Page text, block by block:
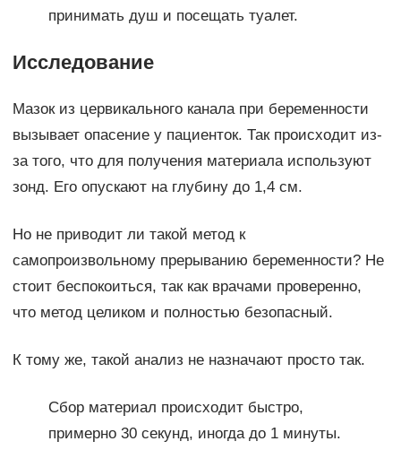
принимать душ и посещать туалет.
Исследование
Мазок из цервикального канала при беременности
вызывает опасение у пациенток. Так происходит из-
за того, что для получения материала используют
зонд. Его опускают на глубину до 1,4 см.
Но не приводит ли такой метод к
самопроизвольному прерыванию беременности? Не
стоит беспокоиться, так как врачами проверенно,
что метод целиком и полностью безопасный.
К тому же, такой анализ не назначают просто так.
Сбор материал происходит быстро,
примерно 30 секунд, иногда до 1 минуты.